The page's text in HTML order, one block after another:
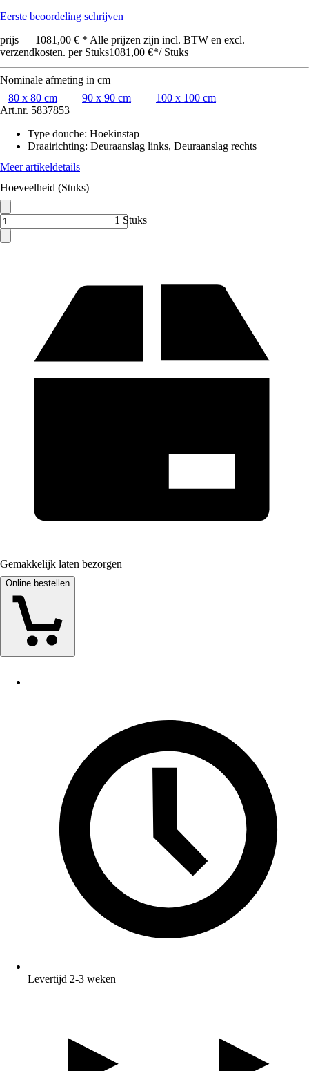
Eerste beoordeling schrijven
prijs — 1081,00 € * Alle prijzen zijn incl. BTW en excl.
verzendkosten. per Stuks1081,00 €*/ Stuks
Nominale afmeting in cm
80 x 80 cm
90 x 90 cm
100 x 100 cm
Art.nr. 5837853
Type douche: Hoekinstap
Draairichting: Deuraanslag links, Deuraanslag rechts
Meer artikeldetails
Hoeveelheid (Stuks)
1 Stuks
Gemakkelijk laten bezorgen
Online bestellen
Levertijd 2-3 weken